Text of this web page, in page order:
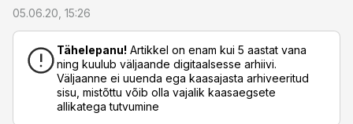
05.06.20, 15:26
Tähelepanu! Artikkel on enam kui 5 aastat vana
ning kuulub väljaande digitaalsesse arhiivi.
Väljaanne ei uuenda ega kaasajasta arhiveeritud
sisu, mistõttu võib olla vajalik kaasaegsete
allikatega tutvumine